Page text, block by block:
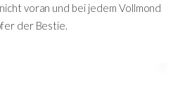
voran und bei jedem Vollmond
der Bestie.